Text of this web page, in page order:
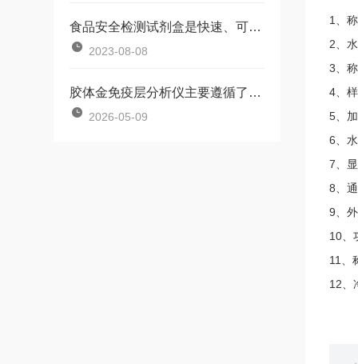
食品安全检测试剂盒是快速、可靠的食品质量保障
2023-08-08
胶体金免疫层分析仪主要遵循了“夹心法”与“竞争法”两种机制
2026-05-09
1、
2、
3、
4、
5、
6、
7、
8、
9、
10、
11、
12、